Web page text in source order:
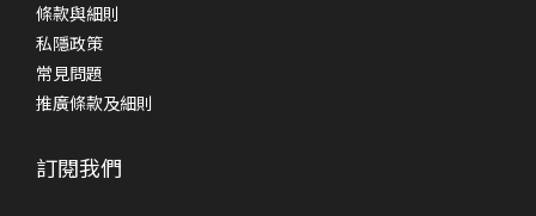
條款與細則
私隱政策
常見問題
推廣條款及細則
訂閱我們